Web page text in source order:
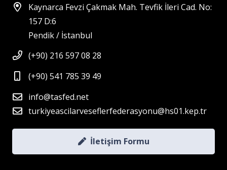
Kaynarca Fevzi Çakmak Mah. Tevfik İleri Cad. No:
157 D:6
Pendik / İstanbul
(+90) 216 597 08 28
(+90) 541 785 39 49
info@tasfed.net
turkiyeascilarveseflerfederasyonu@hs01.kep.tr
İletişim Formu